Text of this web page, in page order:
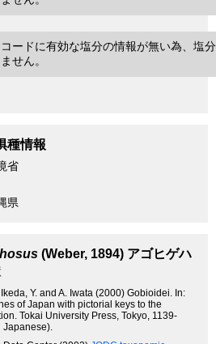
ードに有効な塩分の情報が無い為、塩
せん。
種情報
省
県
(Weber, 1894) アゴヒゲハ
Y. and A. Iwata (2000) Gobioidei. In:
of Japan with pictorial keys to the
Tokai University Press, Tokyo, 1139-